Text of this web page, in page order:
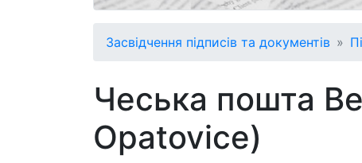
Засвідчення підписів та документів
Чеська пошта
Opatovice)